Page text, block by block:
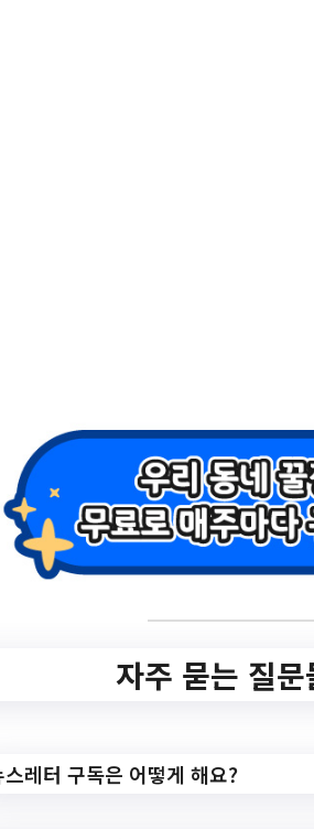
2. [동작키즈
석동2호
주 동실동
놀이 만
차)
자주 묻는 질문
스레터 구독은 어떻게 해요?